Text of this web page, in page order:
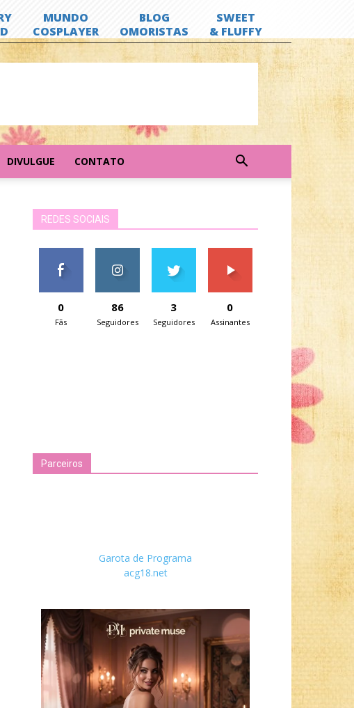
DIVULGUE CONTATO
REDES SOCIAIS
0
Fãs
86
Seguidores
3
Seguidores
0
Assinantes
Parceiros
Garota de Programa
acg18.net